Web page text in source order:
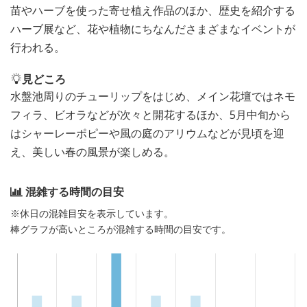
苗やハーブを使った寄せ植え作品のほか、歴史を紹介する
ハーブ展など、花や植物にちなんださまざまなイベントが
行われる。
見どころ
水盤池周りのチューリップをはじめ、メイン花壇ではネモ
フィラ、ビオラなどが次々と開花するほか、5月中旬から
はシャーレーポピーや風の庭のアリウムなどが見頃を迎
え、美しい春の風景が楽しめる。
混雑する時間の目安
※休日の混雑目安を表示しています。
棒グラフが高いところが混雑する時間の目安です。